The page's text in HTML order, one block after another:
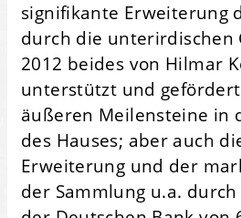
signifikante Erweiterung
durch die unterirdischen
2012 beides von Hilmar
unterstützt und
äußeren Meilensteine in
des Hauses; aber auch
Erweiterung und der
der Sammlung u.a.